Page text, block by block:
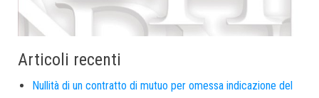
Articoli recenti
Nullità di un contratto di mutuo per omessa indicazione del